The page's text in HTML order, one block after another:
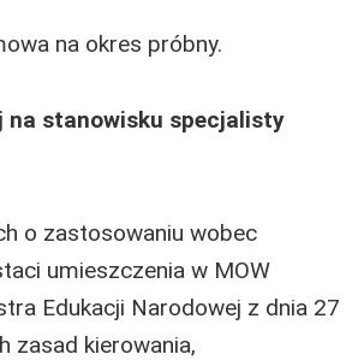
na okres próbny.
na stanowisku specjalisty
o zastosowaniu wobec
umieszczenia w MOW
Edukacji Narodowej z dnia 27
zasad kierowania,